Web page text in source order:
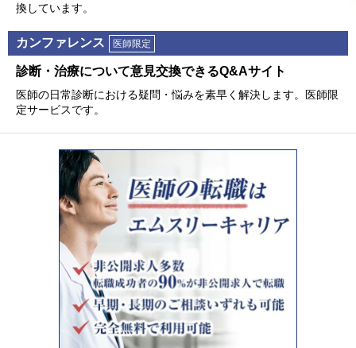
換しています。
カンファレンス 医師限定
診断・治療について意⾒交換できるQ&Aサイト
医師の⽇常診断における疑問・悩みを素早く解決します。医師限
定サービスです。